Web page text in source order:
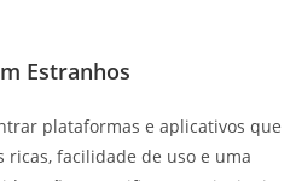
Estranhos
plataformas e aplicativos que
facilidade de uso e uma